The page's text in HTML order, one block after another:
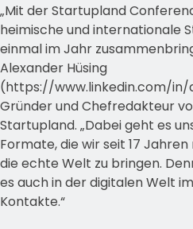
„Mit der Startupland
heimische und internationale
einmal im Jahr
Alexander Hüsing
(https://www.linkedin.com/
Gründer und Chefredakteur
Startupland. „Dabei geht es
Formate, die wir seit 17
die echte Welt zu bringen.
es auch in der digitalen Welt
Kontakte.“